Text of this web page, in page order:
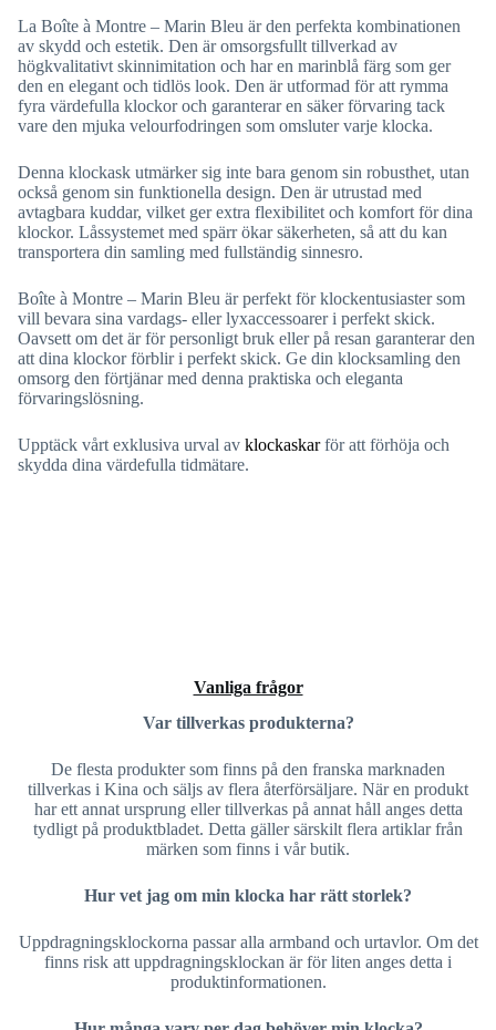
La Boîte à Montre – Marin Bleu är den perfekta kombinationen
av skydd och estetik. Den är omsorgsfullt tillverkad av
högkvalitativt skinnimitation och har en marinblå färg som ger
den en elegant och tidlös look. Den är utformad för att rymma
fyra värdefulla klockor och garanterar en säker förvaring tack
vare den mjuka velourfodringen som omsluter varje klocka.
Denna klockask utmärker sig inte bara genom sin robusthet, utan
också genom sin funktionella design. Den är utrustad med
avtagbara kuddar, vilket ger extra flexibilitet och komfort för dina
klockor. Låssystemet med spärr ökar säkerheten, så att du kan
transportera din samling med fullständig sinnesro.
Boîte à Montre – Marin Bleu är perfekt för klockentusiaster som
vill bevara sina vardags- eller lyxaccessoarer i perfekt skick.
Oavsett om det är för personligt bruk eller på resan garanterar den
att dina klockor förblir i perfekt skick. Ge din klocksamling den
omsorg den förtjänar med denna praktiska och eleganta
förvaringslösning.
Upptäck vårt exklusiva urval av klockaskarför att förhöja och
skydda dina värdefulla tidmätare.
Vanliga frågor
Var tillverkas produkterna?
De flesta produkter som finns på den franska marknaden
tillverkas i Kina och säljs av flera återförsäljare. När en produkt
har ett annat ursprung eller tillverkas på annat håll anges detta
tydligt på produktbladet. Detta gäller särskilt flera artiklar från
märken som finns i vår butik.
Hur vet jag om min klocka har rätt storlek?
Uppdragningsklockorna passar alla armband och urtavlor. Om det
finns risk att uppdragningsklockan är för liten anges detta i
produktinformationen.